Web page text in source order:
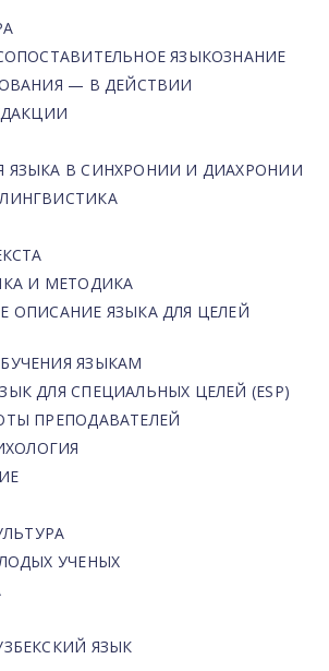
ЯЗЫКОЗНАНИЕ
— В ДЕЙСТВИИ
ЯЗЫКА В СИНХРОНИИ И ДИАХРОНИИ
И МЕТОДИКА
ОПИСАНИЕ ЯЗЫКА ДЛЯ ЦЕЛЕЙ
ЯЗЫКАМ
ДЛЯ СПЕЦИАЛЬНЫХ ЦЕЛЕЙ (ESP)
ПРЕПОДАВАТЕЛЕЙ
УЧЕНЫХ
ЯЗЫК